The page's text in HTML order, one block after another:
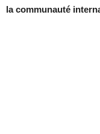
la communauté